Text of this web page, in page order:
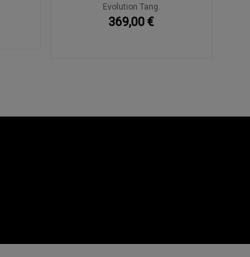
Evolution Tang.
369,00 €